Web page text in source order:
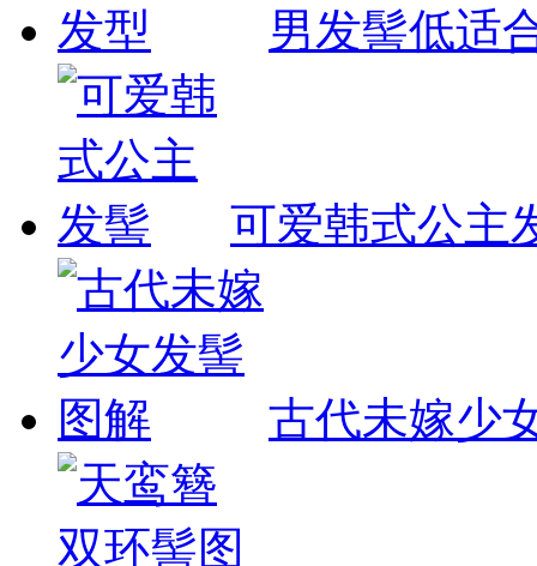
男发髻低适
可爱韩式公主
古代未嫁少